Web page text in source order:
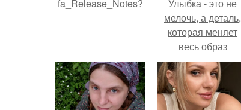
fa_Release_Notes?
Улыбка - это не
мелочь, а деталь,
которая меняет
весь образ
человека.